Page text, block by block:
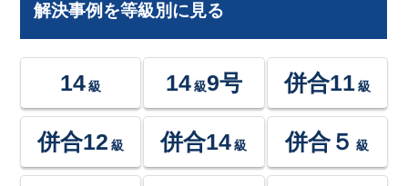
解決事例を等級別に見る
14 級 14級9号 併合11 級
併合12 級 併合14 級 併合５ 級